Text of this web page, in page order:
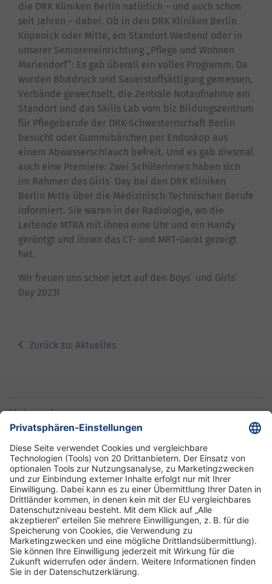
die DRK Kliniken Berlin natürlich – und auch schon
seit Jahren – dabei. Ob in den DRK Kliniken Berlin
Köpenick oder Mitte, am Standort Westend oder in
unserer Senioreneinrichtung „Pflege und Wohnen
Mariendorf“: Es gab überall ein volles Programm. Da
wurden Blutdruck und Sauerstoffsättigung gemessen,
Verbände gewechselt, die Zentrale Notaufnahme am
Standort und das Skills Lab vom biz Bildungszentrum
für Pflegeberufe der DRK-Schwesternschaft Berlin
besucht oder Gummibärchen per Endoskop aus
einem Abwasserschlauch befreit. Und es gab diesmal
auch eine Premiere: Zwei Schülerinnen haben sich
im Rahmen des Girls` Day bei den DRK Kliniken
Berlin Mitte über die Medizinisch-Technischen Berufe
informiert. Sie waren in der Radiologie, wo die
Leitende MTRA mit ihnen eine Uhr und ein Handy
geröntgt und ihnen das CT- und MRT-Gerät gezeigt
hat.
Wir freuen uns schon jetzt auf den Boys` und Girls`
Day 2023!
Zurück zu: Aktuelles
Unternehmen
Informationen
Standorte
DRK-Schwesternschaft Berlin
Impressum